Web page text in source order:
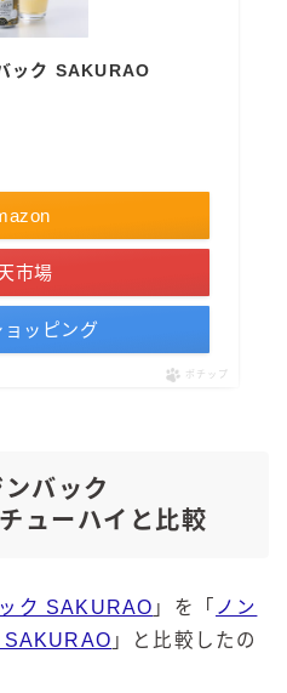
ック SAKURAO
市場
ョッピング
ポチップ
バック
ューハイと比較
ク SAKURAO 」を「 ノン
SAKURAO 」と比較したの
筋ランキングはこちら